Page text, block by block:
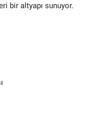
bir altyapı sunuyor.